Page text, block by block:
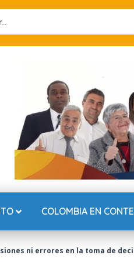
COLOMBIA EN
ni errores en la toma de